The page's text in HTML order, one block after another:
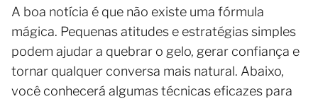
A boa notícia é que não existe uma fórmula
mágica. Pequenas atitudes e estratégias simples
podem ajudar a quebrar o gelo, gerar confiança e
tornar qualquer conversa mais natural. Abaixo,
você conhecerá algumas técnicas eficazes para